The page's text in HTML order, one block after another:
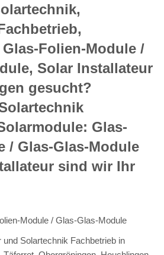
Folien-Module /
Solar Installateur
gesucht?
Glas-
/ Glas-Glas-Module
sind wir Ihr
Module / Glas-Glas-Module
und Solartechnik Fachbetrieb in